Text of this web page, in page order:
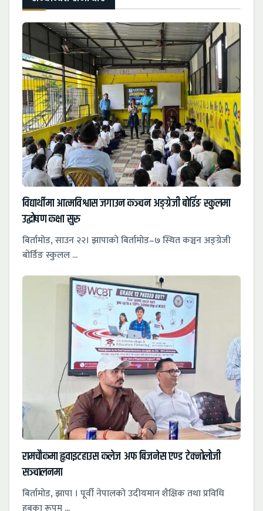
विद्यार्थीमा आत्मविश्वास जगाउन कञ्चन अङ्ग्रेजी बोर्डिङ स्कुलमा
उद्घोषण कक्षा सुरु
बिर्तामोड, साउन २२। झापाको बिर्तामोड–७ स्थित कञ्चन अङ्ग्रेजी
बोर्डिङ स्कुलल ...
रामचौकमा हृवाइटहाउस कलेज अफ बिजनेस एण्ड टेक्नोलोजी
सञ्चालनमा
बिर्तामोड, झापा । पूर्वी नेपालको उदीयमान शैक्षिक तथा प्रविधि